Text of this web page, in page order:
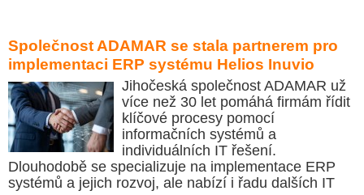
Společnost ADAMAR se stala partnerem pro
implementaci ERP systému Helios Inuvio
Jihočeská společnost ADAMAR už
více než 30 let pomáhá firmám řídit
klíčové procesy pomocí
informačních systémů a
individuálních IT řešení.
Dlouhodobě se specializuje na implementace ERP
systémů a jejich rozvoj, ale nabízí i řadu dalších IT